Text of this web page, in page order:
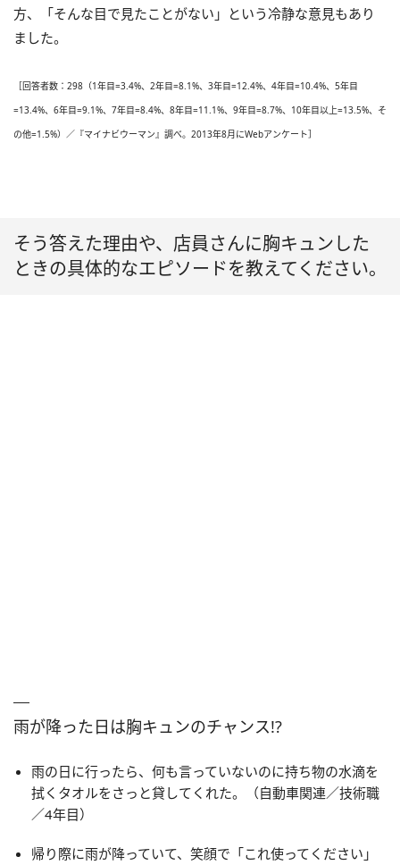
方、「そんな目で見たことがない」という冷静な意見もあり
ました。
［回答者数：298（1年目=3.4%、2年目=8.1%、3年目=12.4%、4年目=10.4%、5年目
=13.4%、6年目=9.1%、7年目=8.4%、8年目=11.1%、9年目=8.7%、10年目以上=13.5%、そ
の他=1.5%）／『マイナビウーマン』調べ。2013年8月にWebアンケート］
そう答えた理由や、店員さんに胸キュンした
ときの具体的なエピソードを教えてください。
雨が降った日は胸キュンのチャンス!?
雨の日に行ったら、何も言っていないのに持ち物の水滴を
拭くタオルをさっと貸してくれた。（自動車関連／技術職
／4年目）
帰り際に雨が降っていて、笑顔で「これ使ってください」